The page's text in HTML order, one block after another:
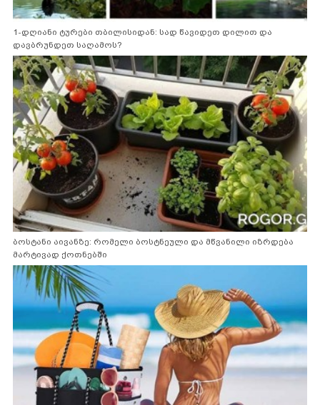
1-დღიანი ტურები თბილისიდან: სად წავიდეთ დილით და
დავბრუნდეთ საღამოს?
ბოსტანი აივანზე: რომელი ბოსტნეული და მწვანილი იზრდება
მარტივად ქოთნებში